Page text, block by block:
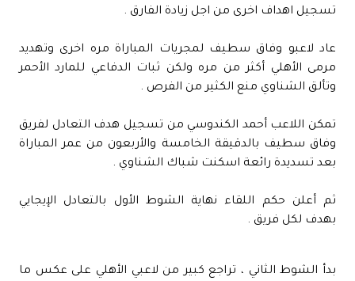
تسجيل اهداف اخرى من اجل زيادة الفارق .
عاد لاعبو وفاق سطيف لمجريات المباراة مره اخرى وتهديد
مرمى الأهلي أكثر من مره ولكن ثبات الدفاعي للمارد الأحمر
وتألق الشناوي منع الكثير من الفرص .
تمكن اللاعب أحمد الكندوسي من تسجيل هدف التعادل لفريق
وفاق سطيف بالدقيقة الخامسة والأربعون من عمر المباراة
بعد تسديدة رائعة اسكنت شباك الشناوي .
ثم أعلن حكم اللقاء نهاية الشوط الأول بالتعادل الإيجايي
بهدف لكل فريق .
بدأ الشوط الثاني ، تراجع كبير من لاعبي الأهلي على عكس ما